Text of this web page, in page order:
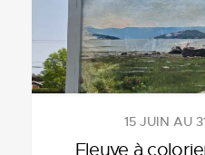
15 JUIN AU
Fleuve à